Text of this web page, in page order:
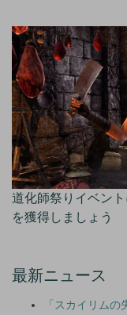
道化師祭りイベン
を獲得しましょう
最新ニュース
「スカイリムの